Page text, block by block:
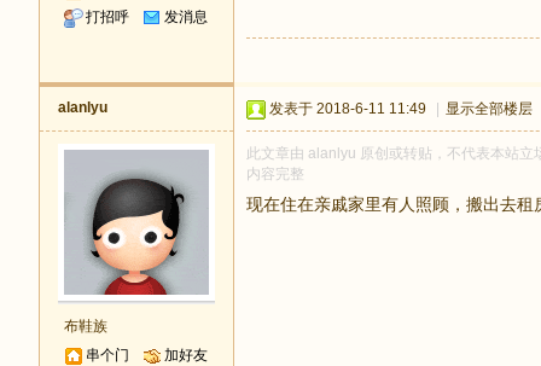
打招呼
发消息
alanlyu
布鞋族
串个门
加好友
发表于 2018-6-11 11:49 显示全部楼层
此文章由 alanlyu 原创或转贴，不代表本站
内容完整
现在住在亲戚家里有人照顾，搬出去